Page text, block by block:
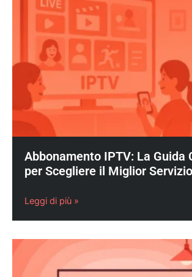
Abbonamento IPTV: La Guida
per Scegliere il Miglior
Leggi di più »